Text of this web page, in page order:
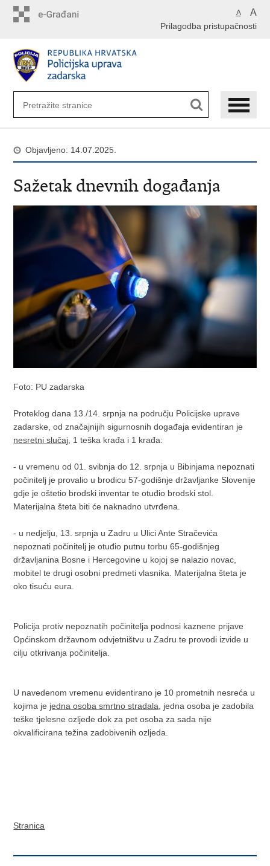
A A
Prilagodba pristupačnosti
Objavljeno: 14.07.2025.
Sažetak dnevnih događanja
Foto: PU zadarska
Proteklog dana 13./14. srpnja na području Policijske uprave
zadarske, od značajnijih sigurnosnih događaja evidentiran je
nesretni slučaj , 1 teška krađa i 1 krađa:
- u vremenu od 01. svibnja do 12. srpnja u Bibinjama nepoznati
počinitelj je provalio u brodicu 57-godišnje državljanke Slovenije
gdje je oštetio brodski inventar te otuđio brodski stol.
Materijalna šteta biti će naknadno utvrđena.
- u nedjelju, 13. srpnja u Zadru u Ulici Ante Stračevića
nepoznati počinitelj je otuđio putnu torbu 65-godišnjeg
državljanina Bosne i Hercegovine u kojoj se nalazio novac,
mobitel te drugi osobni predmeti vlasnika. Materijalna šteta je
oko tisuću eura.
Policija protiv nepoznatih počinitelja podnosi kaznene prijave
Općinskom državnom odvjetništvu u Zadru te provodi izvide u
cilju otkrivanja počinitelja.
U navedenom vremenu evidentirano je 10 prometnih nesreća u
kojima je jedna osoba smrtno stradala , jedna osoba je zadobila
teške tjelesne ozljede dok za pet osoba za sada nije
okvalificirana težina zadobivenih ozljeda.
Stranica